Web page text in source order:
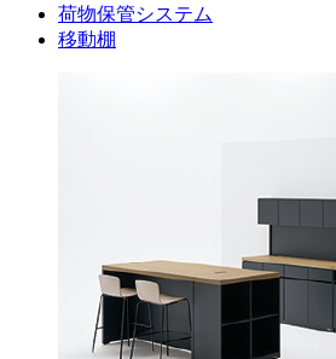
荷物保管システム
移動棚